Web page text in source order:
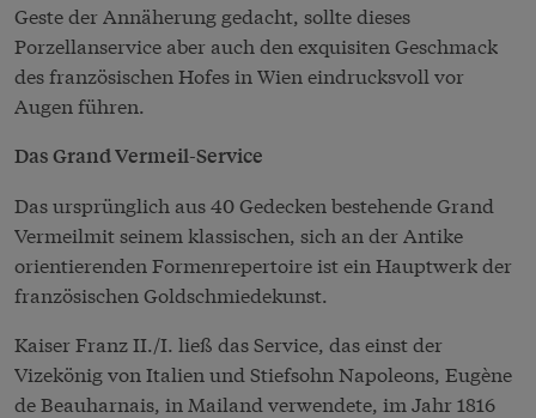
Geste der Annäherung gedacht, sollte dieses
Porzellanservice aber auch den exquisiten Geschmack
des französischen Hofes in Wien eindrucksvoll vor
Augen führen.
Das Grand Vermeil-Service
Das ursprünglich aus 40 Gedecken bestehende Grand
Vermeilmit seinem klassischen, sich an der Antike
orientierenden Formenrepertoire ist ein Hauptwerk der
französischen Goldschmiedekunst.
Kaiser Franz II./I. ließ das Service, das einst der
Vizekönig von Italien und Stiefsohn Napoleons, Eugène
de Beauharnais, in Mailand verwendete, im Jahr 1816